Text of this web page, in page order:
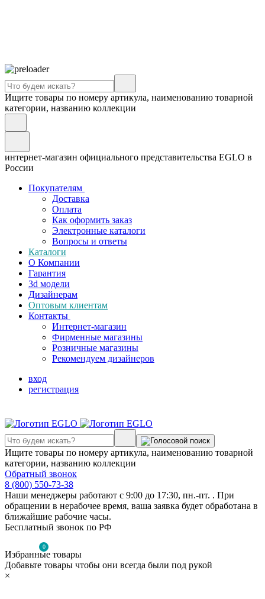
Ищите товары по номеру артикула, наименованию товарной
категории, названию коллекции
интернет-магазин официального представительства EGLO в
России
Покупателям
Доставка
Оплата
Как оформить заказ
Электронные каталоги
Вопросы и ответы
Каталоги
О Компании
Гарантия
3d модели
Дизайнерам
Оптовым клиентам
Контакты
Интернет-магазин
Фирменные магазины
Розничные магазины
Рекомендуем дизайнеров
вход
регистрация
Ищите товары по номеру артикула, наименованию товарной
категории, названию коллекции
Обратный звонок
8 (800) 550-73-38
Наши менеджеры работают с 9:00 до 17:30, пн.-пт. . При
обращении в нерабочее время, ваша заявка будет обработана в
ближайшие рабочие часы.
Бесплатный звонок по РФ
0
Избранные товары
Добавьте товары чтобы они всегда были под рукой
×